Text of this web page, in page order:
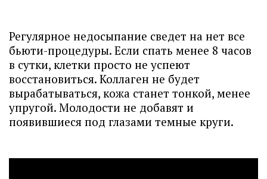
Регулярное недосыпание сведет на нет все
бьюти-процедуры. Если спать менее 8 часов
в сутки, клетки просто не успеют
восстановиться. Коллаген не будет
вырабатываться, кожа станет тонкой, менее
упругой. Молодости не добавят и
появившиеся под глазами темные круги.